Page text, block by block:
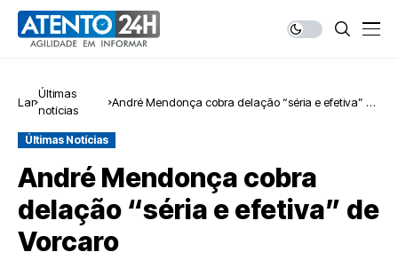
Lar
Últimas
notícias
André Mendonça cobra delação “séria e efetiva” de
Últimas Notícias
André Mendonça cobra
delação “séria e efetiva” de
Vorcaro